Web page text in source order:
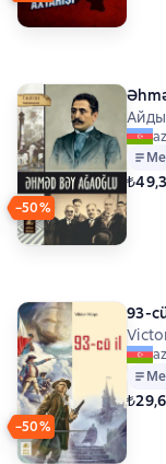
−50%
−50%
93-